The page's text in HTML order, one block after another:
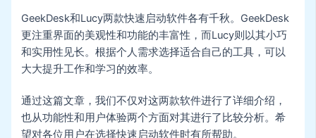
GeekDesk和Lucy两款快速启动软件各有千秋。GeekDesk
更注重界面的美观性和功能的丰富性，而Lucy则以其小巧
和实用性见长。根据个人需求选择适合自己的工具，可以
大大提升工作和学习的效率。
通过这篇文章，我们不仅对这两款软件进行了详细介绍，
也从功能性和用户体验两个方面对其进行了比较分析。希
望对各位用户在选择快速启动软件时有所帮助。